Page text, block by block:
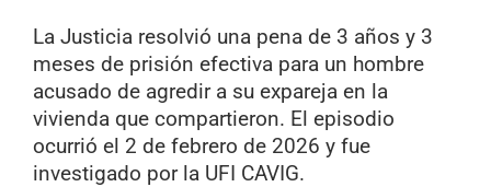
La Justicia resolvió una pena de 3 años y 3
meses de prisión efectiva para un hombre
acusado de agredir a su expareja en la
vivienda que compartieron. El episodio
ocurrió el 2 de febrero de 2026 y fue
investigado por la UFI CAVIG.